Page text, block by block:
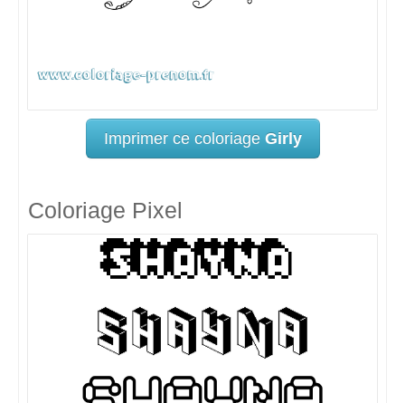
Imprimer ce coloriage Girly
Coloriage Pixel